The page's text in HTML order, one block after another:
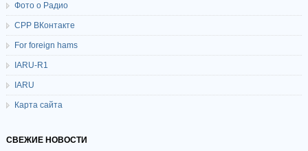
Фото о Радио
СРР ВКонтакте
For foreign hams
IARU-R1
IARU
Карта сайта
СВЕЖИЕ НОВОСТИ